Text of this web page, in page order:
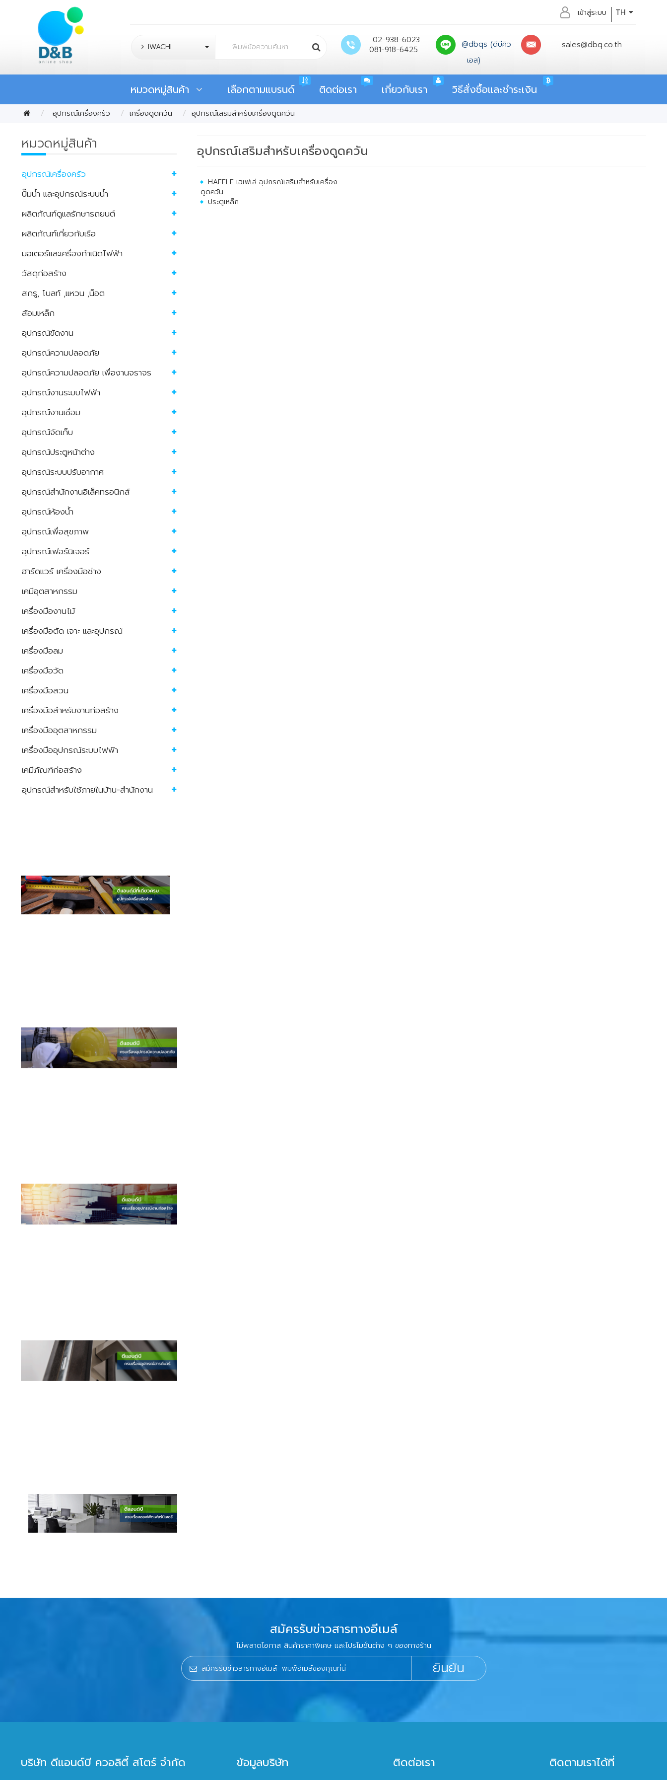
TH
เข้าสู่ระบบ
IWACHI
02-938-6023
081-918-6425
@dbqs (ดีบีคิว
เอส)
sales@dbq.co.th
หมวดหมู่สินค้า เลือกตามแบรนด์ ติดต่อเรา เกี่ยวกับเรา วิธีสั่งซื้อและชำระเงิน
อุปกรณ์เครื่องครัว เครื่องดูดควัน อุปกรณ์เสริมสำหรับเครื่องดูดควัน
หมวดหมู่สินค้า
อุปกรณ์เครื่องครัว
ปั๊มน้ำ และอุปกรณ์ระบบน้ำ
ผลิตภัณฑ์ดูแลรักษารถยนต์
ผลิตภัณฑ์เกี่ยวกับเรือ
มอเตอร์และเครื่องกำเนิดไฟฟ้า
วัสดุก่อสร้าง
สกรู, โบลท์ ,แหวน ,น็อต
ส้อมเหล็ก
อุปกรณ์ขัดงาน
อุปกรณ์ความปลอดภัย
อุปกรณ์ความปลอดภัย เพื่องานจราจร
อุปกรณ์งานระบบไฟฟ้า
อุปกรณ์งานเชื่อม
อุปกรณ์จัดเก็บ
อุปกรณ์ประตูหน้าต่าง
อุปกรณ์ระบบปรับอากาศ
อุปกรณ์สำนักงานอิเล็คทรอนิกส์
อุปกรณ์ห้องน้ำ
อุปกรณ์เพื่อสุขภาพ
อุปกรณ์เฟอร์นิเจอร์
ฮาร์ดแวร์ เครื่องมือช่าง
เคมีอุตสาหกรรม
เครื่องมืองานไม้
เครื่องมือตัด เจาะ และอุปกรณ์
เครื่องมือลม
เครื่องมือวัด
เครื่องมือสวน
เครื่องมือสำหรับงานก่อสร้าง
เครื่องมืออุตสาหกรรม
เครื่องมืออุปกรณ์ระบบไฟฟ้า
เคมีภัณฑ์ก่อสร้าง
อุปกรณ์สำหรับใช้ภายในบ้าน-สำนักงาน
อุปกรณ์เสริมสำหรับเครื่องดูดควัน
HAFELE เฮเฟเล่ อุปกรณ์เสริมสำหรับเครื่อง
ดูดควัน
ประตูเหล็ก
สมัครรับข่าวสารทางอีเมล์
ไม่พลาดโอกาส สินค้าราคาพิเศษ และโปรโมชั่นต่าง ๆ ของทางร้าน
ยินยัน
บริษัท ดีแอนด์บี ควอลิตี้ สโตร์ จำกัด ข้อมูลบริษัท ติดต่อเรา ติดตามเราได้ที่